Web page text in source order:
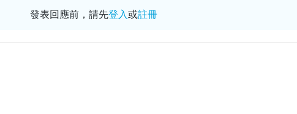
發表回應前，請先登入或註冊